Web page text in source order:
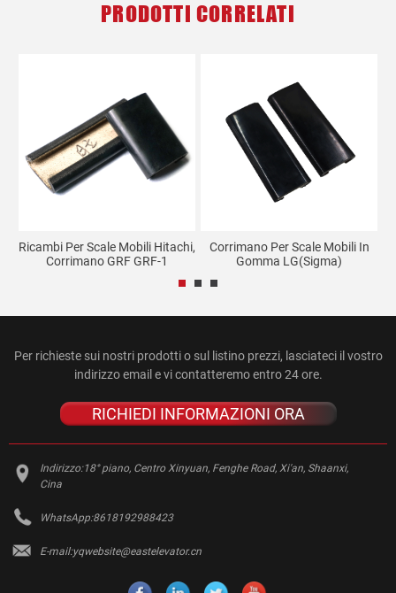
PRODOTTI CORRELATI
Ricambi Per Scale Mobili Hitachi,
Corrimano GRF GRF-1
Corrimano Per Scale Mobili In
Gomma LG(Sigma)
Per richieste sui nostri prodotti o sul listino prezzi, lasciateci il vostro
indirizzo email e vi contatteremo entro 24 ore.
RICHIEDI INFORMAZIONI ORA
Indirizzo:18° piano, Centro Xinyuan, Fenghe Road, Xi'an, Shaanxi,
Cina
WhatsApp:8618192988423
E-mail:yqwebsite@eastelevator.cn